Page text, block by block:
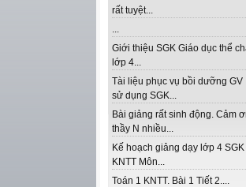
rất tuyệt...
...
Giới thiệu SGK Giáo dục thể
lớp 4...
Tài liệu phục vụ bồi dưỡng GV
sử dụng SGK...
Bài giảng rất sinh động. Cảm
thầy N nhiều...
Kế hoạch giảng dạy lớp 4 SGK
KNTT Môn...
Toán 1 KNTT. Bài 1 Tiết 2....